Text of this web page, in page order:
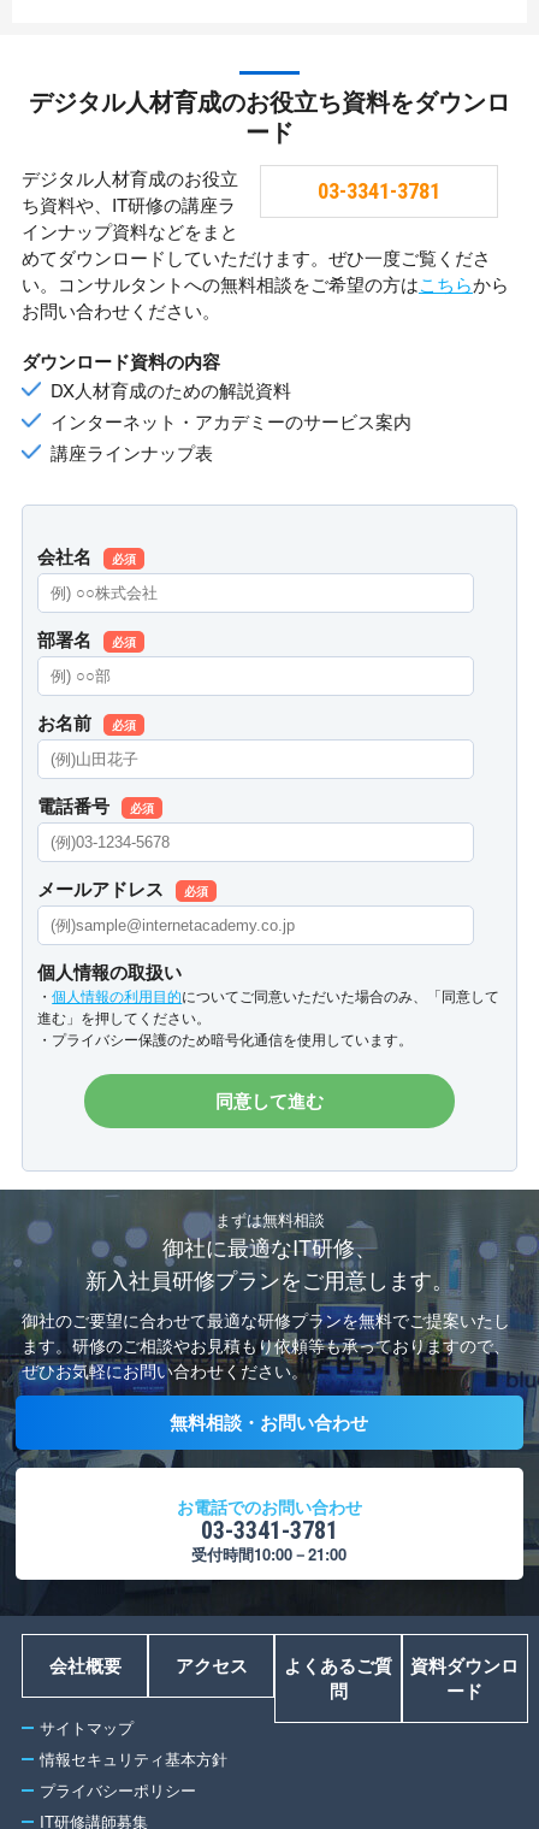
デジタル人材育成のお役立ち資料をダウンロ
ード
03-3341-3781
デジタル人材育成のお役立
ち資料や、IT研修の講座ラ
インナップ資料などをまと
めてダウンロードしていただけます。ぜひ一度ご覧くださ
い。コンサルタントへの無料相談をご希望の方はこちらから
お問い合わせください。
ダウンロード資料の内容
DX人材育成のための解説資料
インターネット・アカデミーのサービス案内
講座ラインナップ表
会社名 必須
部署名 必須
お名前 必須
電話番号 必須
メールアドレス 必須
個人情報の取扱い
・個人情報の利用目的についてご同意いただいた場合のみ、「同意して
進む」を押してください。
・プライバシー保護のため暗号化通信を使用しています。
まずは無料相談
御社に最適なIT研修、
新入社員研修プランをご用意します。
御社のご要望に合わせて最適な研修プランを無料でご提案いたし
ます。 研修のご相談やお見積もり依頼等も承っておりますので、
ぜひお気軽にお問い合わせください。
無料相談・お問い合わせ
お電話でのお問い合わせ
03-3341-3781
受付時間10:00－21:00
サイトマップ
情報セキュリティ基本方針
プライバシーポリシー
IT研修講師募集
会社概要 アクセス
よくあるご質
問
資料ダウンロ
ード